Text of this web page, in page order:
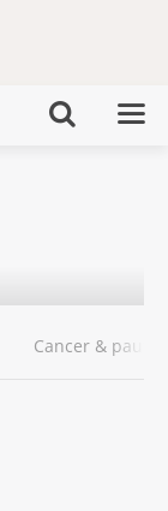
Cancer &